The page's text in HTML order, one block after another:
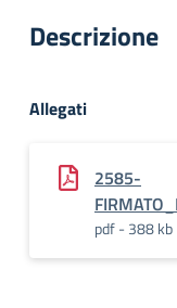
Descrizione
Allegati
2585-
pdf - 388 kb